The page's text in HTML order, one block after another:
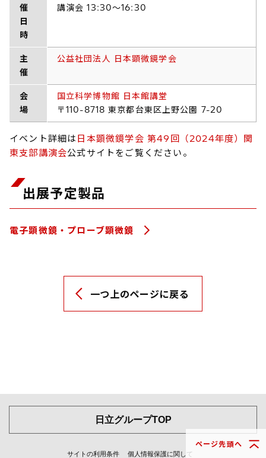
催
日
時
講演会 13:30～16:30
主
催
公益社団法人 日本顕微鏡学会
会
場
国立科学博物館 日本館講堂
〒110-8718 東京都台東区上野公園 7-20
イベント詳細は 日本顕微鏡学会 第49回（2024年度）関
東支部講演会公式サイトをご覧ください。
出展予定製品
電子顕微鏡・プローブ顕微鏡
一つ上のページに戻る
ページ先頭へ
日立グループTOP
サイトの利用条件 個人情報保護に関して